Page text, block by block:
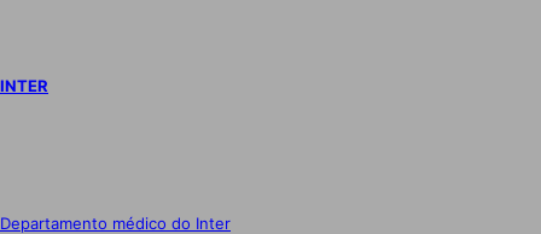
INTER
Departamento médico do Inter